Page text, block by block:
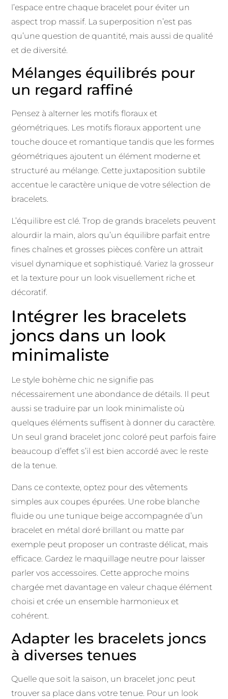
l’espace entre chaque bracelet pour éviter un
aspect trop massif. La superposition n’est pas
qu’une question de quantité, mais aussi de qualité
et de diversité.
Mélanges équilibrés pour
un regard raffiné
Pensez à alterner les motifs floraux et
géométriques. Les motifs floraux apportent une
touche douce et romantique tandis que les formes
géométriques ajoutent un élément moderne et
structuré au mélange. Cette juxtaposition subtile
accentue le caractère unique de votre sélection de
bracelets.
L’équilibre est clé. Trop de grands bracelets peuvent
alourdir la main, alors qu’un équilibre parfait entre
fines chaînes et grosses pièces confère un attrait
visuel dynamique et sophistiqué. Variez la grosseur
et la texture pour un look visuellement riche et
décoratif.
Intégrer les bracelets
joncs dans un look
minimaliste
Le style bohème chic ne signifie pas
nécessairement une abondance de détails. Il peut
aussi se traduire par un look minimaliste où
quelques éléments suffisent à donner du caractère.
Un seul grand bracelet jonc coloré peut parfois faire
beaucoup d’effet s’il est bien accordé avec le reste
de la tenue.
Dans ce contexte, optez pour des vêtements
simples aux coupes épurées. Une robe blanche
fluide ou une tunique beige accompagnée d’un
bracelet en métal doré brillant ou matte par
exemple peut proposer un contraste délicat, mais
efficace. Gardez le maquillage neutre pour laisser
parler vos accessoires. Cette approche moins
chargée met davantage en valeur chaque élément
choisi et crée un ensemble harmonieux et
cohérent.
Adapter les bracelets joncs
à diverses tenues
Quelle que soit la saison, un bracelet jonc peut
trouver sa place dans votre tenue. Pour un look